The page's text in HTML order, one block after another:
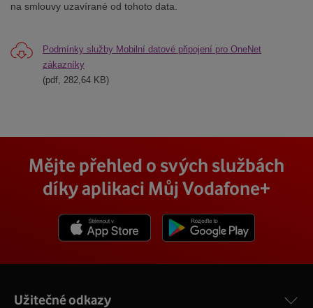
na smlouvy uzavírané od tohoto data.
Podmínky služby Mobilní datové připojení pro OneNet
zákazníky
(pdf, 282,64 KB)
Mějte přehled o svých službách
díky aplikaci Můj Vodafone+
Užitečné odkazy